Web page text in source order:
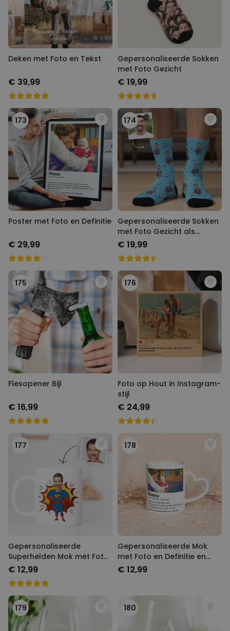
Deken met Foto en Tekst
€ 39,99
Gepersonaliseerde Sokken
met Foto Gezicht
€ 19,99
173
Poster met Foto en Definitie
€ 29,99
174
Gepersonaliseerde Sokken
met Foto Gezicht als
Superheld
€ 19,99
175
Flesopener Bijl
€ 16,99
176
Foto op Hout in Instagram-
stijl
€ 24,99
177
Gepersonaliseerde
Superhelden Mok met Foto
Gezicht
€ 12,99
178
Gepersonaliseerde Mok
met Foto en Definitie en
Hart-handvat
€ 12,99
179 180